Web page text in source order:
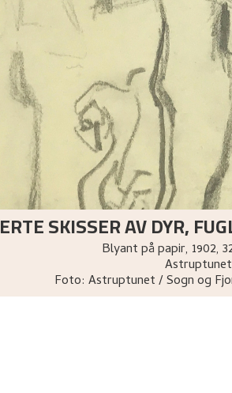
SKISSER AV DYR,
Blyant på papir, 1902,
Astruptunet
Foto: Astruptunet / Sogn og